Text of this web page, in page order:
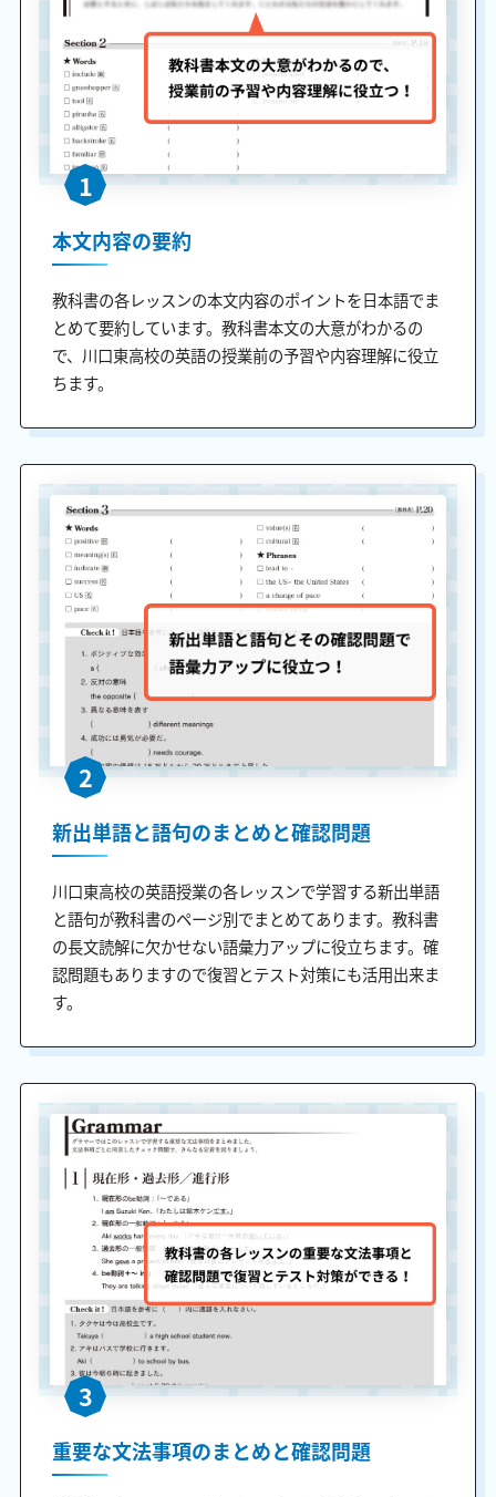
1
本文内容の要約
教科書の各レッスンの本文内容のポイントを日本語でま
とめて要約しています。教科書本文の大意がわかるの
で、川口東高校の英語の授業前の予習や内容理解に役立
ちます。
2
新出単語と語句のまとめと確認問題
川口東高校の英語授業の各レッスンで学習する新出単語
と語句が教科書のページ別でまとめてあります。教科書
の長文読解に欠かせない語彙力アップに役立ちます。確
認問題もありますので復習とテスト対策にも活用出来ま
す。
3
重要な文法事項のまとめと確認問題